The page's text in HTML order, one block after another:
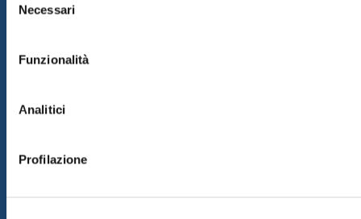
delNecessari
Funzionalità
Analitici
Profilazione